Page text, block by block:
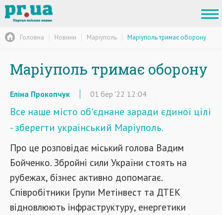
Головна Новини Маріуполь Маріуполь тримає оборону
Маріуполь тримає оборону
Еліна Прокопчук 01 бер '22 12:04
Все наше місто об'єднане заради єдиної цілі
- зберегти український Маріуполь.
Про це розповідає міський голова Вадим
Бойченко. Збройні сили України стоять на
рубежах, бізнес активно допомагає.
Співробітники Групи Метінвест та ДТЕК
відновлюють інфраструктуру, енергетики